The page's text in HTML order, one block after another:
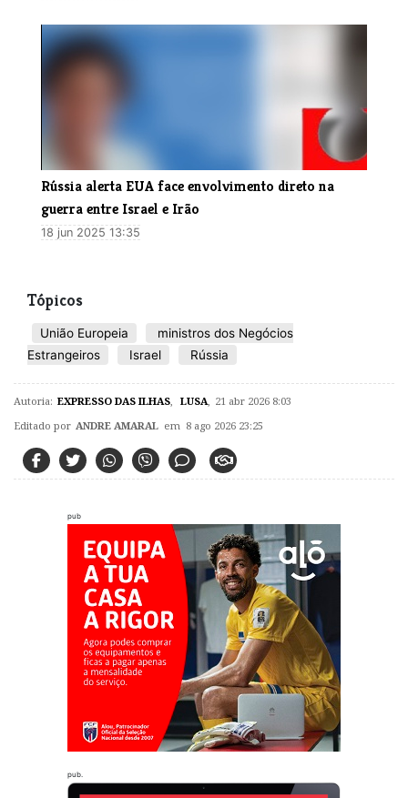
Rússia alerta EUA face envolvimento direto na
guerra entre Israel e Irão
18 jun 2025 13:35
Tópicos
União Europeia
ministros dos Negócios
Estrangeiros
Israel Rússia
Autoria: EXPRESSO DAS ILHAS LUSA 21 abr 2026 8:03
Editado por ANDRE AMARAL em 8 ago 2026 23:25
pub
pub.